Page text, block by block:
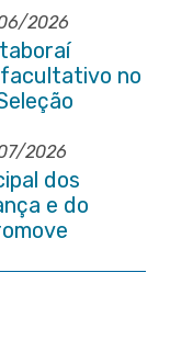
2026
no
2026
dos
e do
com